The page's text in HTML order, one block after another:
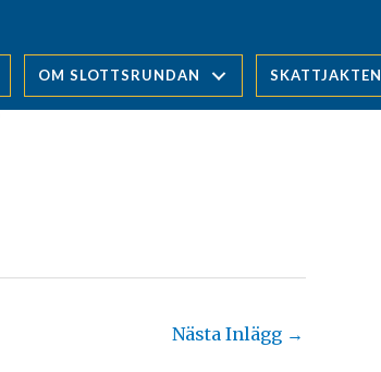
OM SLOTTSRUNDAN SKATTJAKTEN
Nästa Inlägg →